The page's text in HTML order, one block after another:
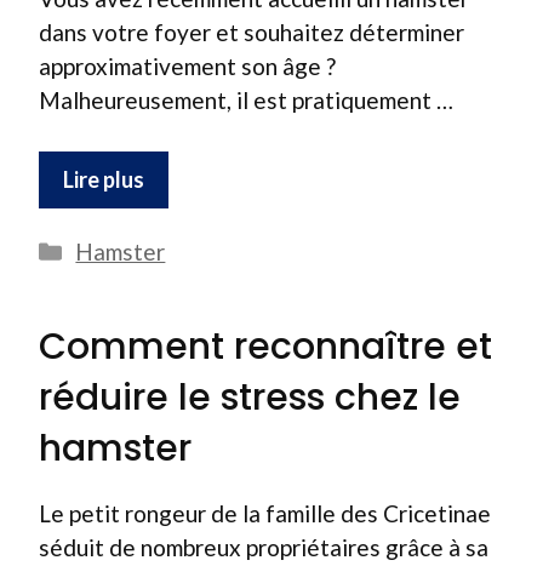
dans votre foyer et souhaitez déterminer
approximativement son âge ?
Malheureusement, il est pratiquement …
Lire plus
Catégories
Hamster
Comment reconnaître et
réduire le stress chez le
hamster
Le petit rongeur de la famille des Cricetinae
séduit de nombreux propriétaires grâce à sa